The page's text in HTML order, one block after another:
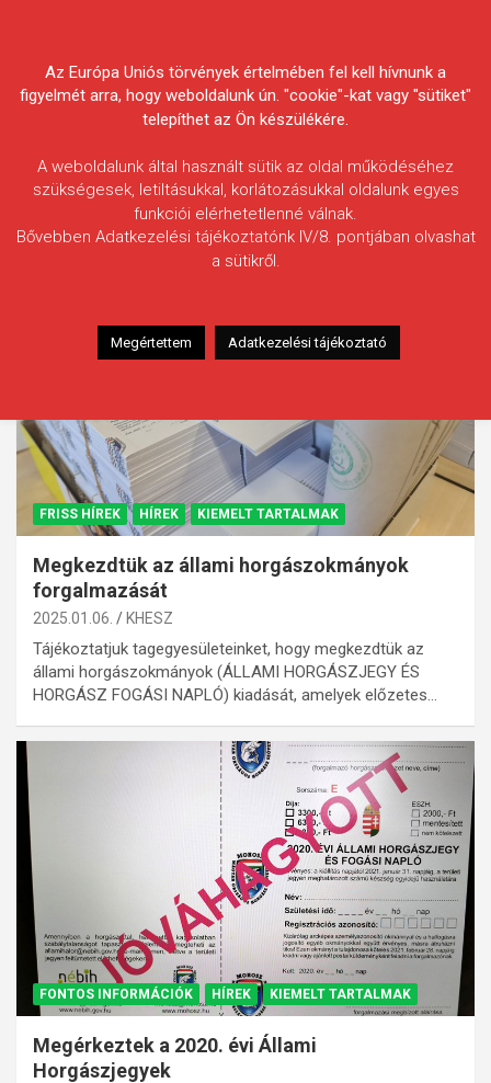
Egyesületek Szövetsége
Címke: állami horgászjegy
FRISS HÍREK HÍREK KIEMELT TARTALMAK
Megkezdtük az állami horgászokmányok
forgalmazását
2025.01.06. KHESZ
Tájékoztatjuk tagegyesületeinket, hogy megkezdtük az
állami horgászokmányok (ÁLLAMI HORGÁSZJEGY ÉS
HORGÁSZ FOGÁSI NAPLÓ) kiadását, amelyek előzetes…
FONTOS INFORMÁCIÓK HÍREK KIEMELT TARTALMAK
Megérkeztek a 2020. évi Állami
Horgászjegyek
Az Európa Uniós törvények értelmében fel kell hívnunk a
figyelmét arra, hogy weboldalunk ún. "cookie"-kat vagy "sütiket"
telepíthet az Ön készülékére.
A weboldalunk által használt sütik az oldal működéséhez
szükségesek, letiltásukkal, korlátozásukkal oldalunk egyes
funkciói elérhetetlenné válnak.
Bővebben Adatkezelési tájékoztatónk IV/8. pontjában olvashat
a sütikről.
Megértettem Adatkezelési tájékoztató